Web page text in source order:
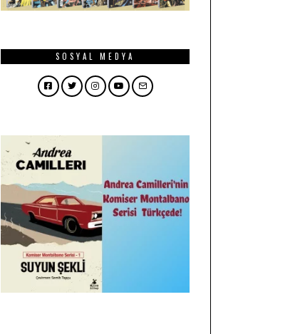
SOSYAL MEDYA
Facebook
TwitterInstagram
YouTube
Email